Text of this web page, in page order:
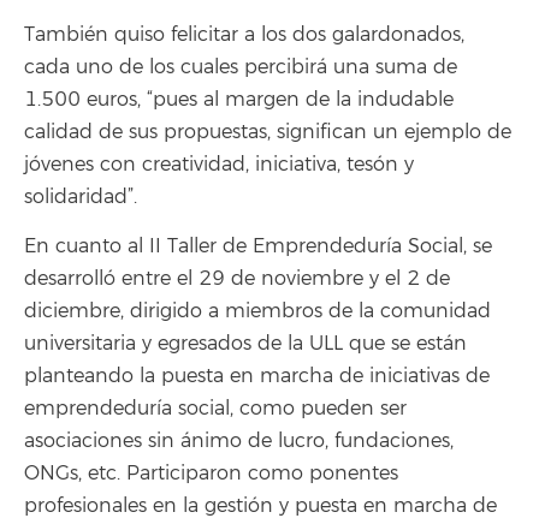
También quiso felicitar a los dos galardonados,
cada uno de los cuales percibirá una suma de
1.500 euros, “pues al margen de la indudable
calidad de sus propuestas, significan un ejemplo de
jóvenes con creatividad, iniciativa, tesón y
solidaridad”.
En cuanto al II Taller de Emprendeduría Social, se
desarrolló entre el 29 de noviembre y el 2 de
diciembre, dirigido a miembros de la comunidad
universitaria y egresados de la ULL que se están
planteando la puesta en marcha de iniciativas de
emprendeduría social, como pueden ser
asociaciones sin ánimo de lucro, fundaciones,
ONGs, etc. Participaron como ponentes
profesionales en la gestión y puesta en marcha de